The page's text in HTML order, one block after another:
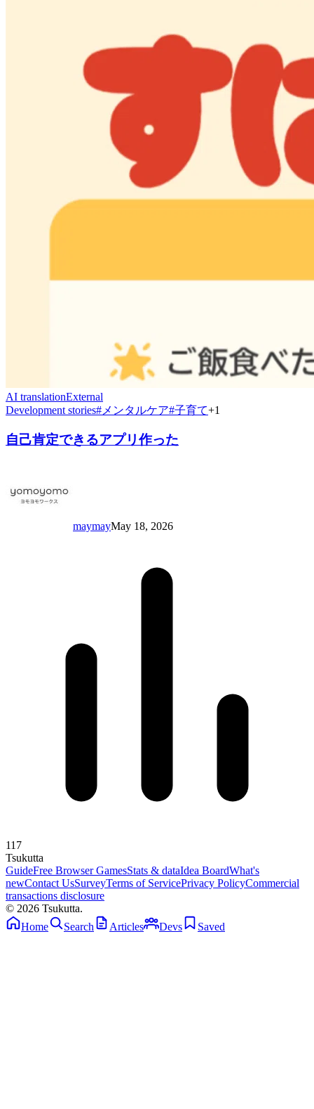
AI translationExternal
Development stories# メンタルケア#子育て+1
自己肯定できるアプリ作った
maymayMay 18, 2026
117
Tsukutta
GuideFree Browser GamesStats & dataIdea BoardWhat's
newContact UsSurveyTerms of ServicePrivacy PolicyCommercial
transactions disclosure
© 2026 Tsukutta.
Home
Search Articles Devs Saved